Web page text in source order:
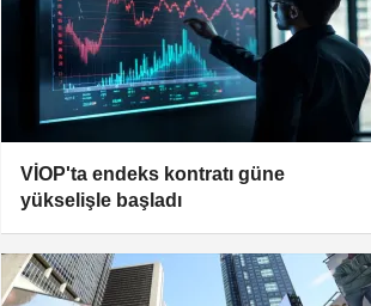
VİOP'ta endeks kontratı güne
yükselişle başladı